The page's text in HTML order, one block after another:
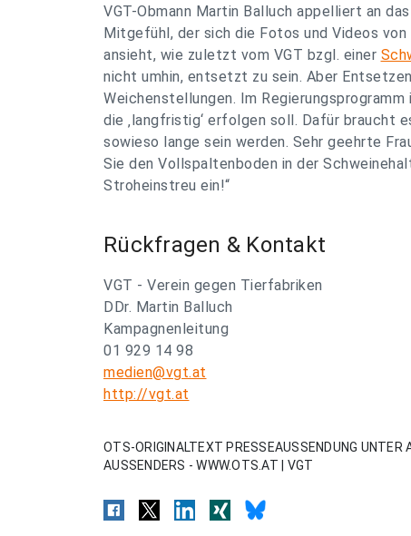
VGT-Obmann Martin Balluch appelliert an
Mitgefühl, der sich die Fotos und Videos
ansieht, wie zuletzt vom VGT bzgl. einer
nicht umhin, entsetzt zu sein. Aber
Weichenstellungen. Im
die ‚langfristig‘ erfolgen soll. Dafür braucht
sowieso lange sein werden. Sehr geehrte
Sie den Vollspaltenboden in der
Stroheinstreu ein!“
Rückfragen & Kontakt
VGT - Verein gegen Tierfabriken
DDr. Martin Balluch
Kampagnenleitung
01 929 14 98
medien@vgt.at
http://vgt.at
OTS-ORIGINALTEXT PRESSEAUSSENDUNG UNTER
AUSSENDERS - WWW.OTS.AT | VGT